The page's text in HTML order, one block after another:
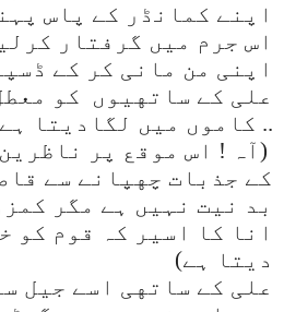
اپنے کمانڈر کے پاس
اس جرم میں گرفتار
اپنی من مانی کر کے
علی کے ساتهیوں کو
کاموں میں لگادیتا ہے ..
(آہ ! اس موقع پر
کے جذبات چهپانے سے
بد نیت نہیں ہے مگر
انا کا اسیر کہ قوم کو
دیتا ہے)
علی کے ساتهی اسے جیل